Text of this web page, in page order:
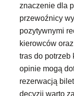
znaczenie dla
przewoźnicy
pozytywnymi
kierowców
tras do potrzeb
opinie mogą
rezerwacją
decyzji warto